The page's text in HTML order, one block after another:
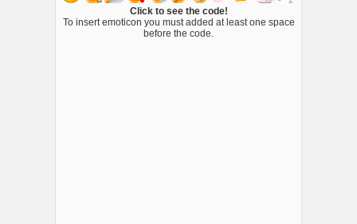
Click to see the code!
To insert emoticon you must added at least one space
before the code.